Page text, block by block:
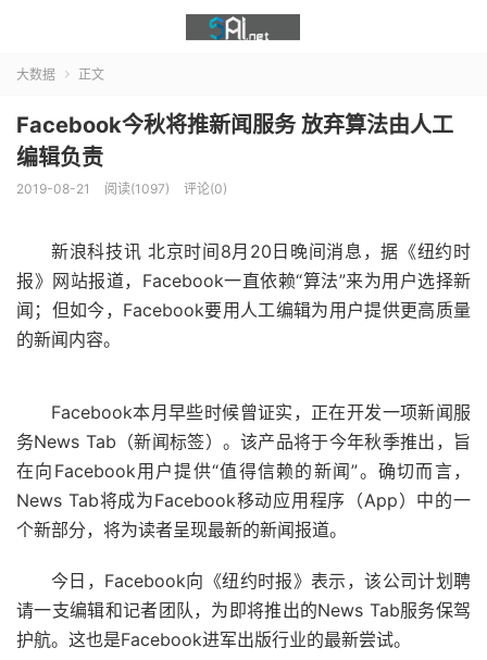
大数据  正文
Facebook今秋将推新闻服务 放弃算法由人工
编辑负责
2019-08-21 阅读(1097) 评论(0)
新浪科技讯 北京时间8月20日晚间消息，据《纽约时
报》网站报道，Facebook一直依赖“算法”来为用户选择新
闻；但如今，Facebook要用人工编辑为用户提供更高质量
的新闻内容。
Facebook本月早些时候曾证实，正在开发一项新闻服
务News Tab（新闻标签）。该产品将于今年秋季推出，旨
在向Facebook用户提供“值得信赖的新闻”。确切而言，
News Tab将成为Facebook移动应用程序（App）中的一
个新部分，将为读者呈现最新的新闻报道。
今日，Facebook向《纽约时报》表示，该公司计划聘
请一支编辑和记者团队，为即将推出的News Tab服务保驾
护航。这也是Facebook进军出版行业的最新尝试。